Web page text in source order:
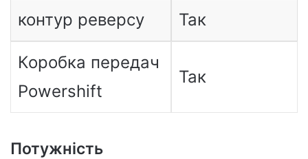
контур реверсу Так
Коробка передач
Powershift
Так
Потужність